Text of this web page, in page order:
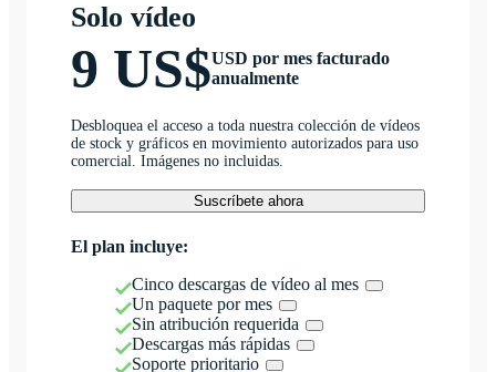
Solo vídeo
9 US$USD por mes facturado
anualmente
Desbloquea el acceso a toda nuestra colección de vídeos
de stock y gráficos en movimiento autorizados para uso
comercial. Imágenes no incluidas.
Suscríbete ahora
El plan incluye:
Cinco descargas de vídeo al mes
Un paquete por mes
Sin atribución requerida
Descargas más rápidas
Soporte prioritario